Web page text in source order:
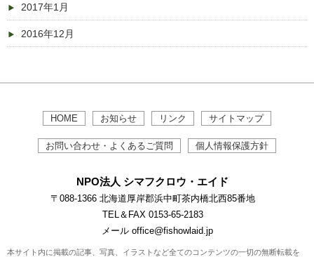
2017年1月
2016年12月
HOME お知らせ リンク サイトマップ
お問い合わせ・よくあるご質問 個人情報保護方針
NPO法人 シマフクロウ・エイド
〒088-1366 北海道厚岸郡浜中町茶内橋北西85番地
TEL＆FAX 0153-65-2183
メール office@fishowlaid.jp
本サイト内に掲載の記事、写真、イラストなど全てのコンテンツの一切の無断転載を